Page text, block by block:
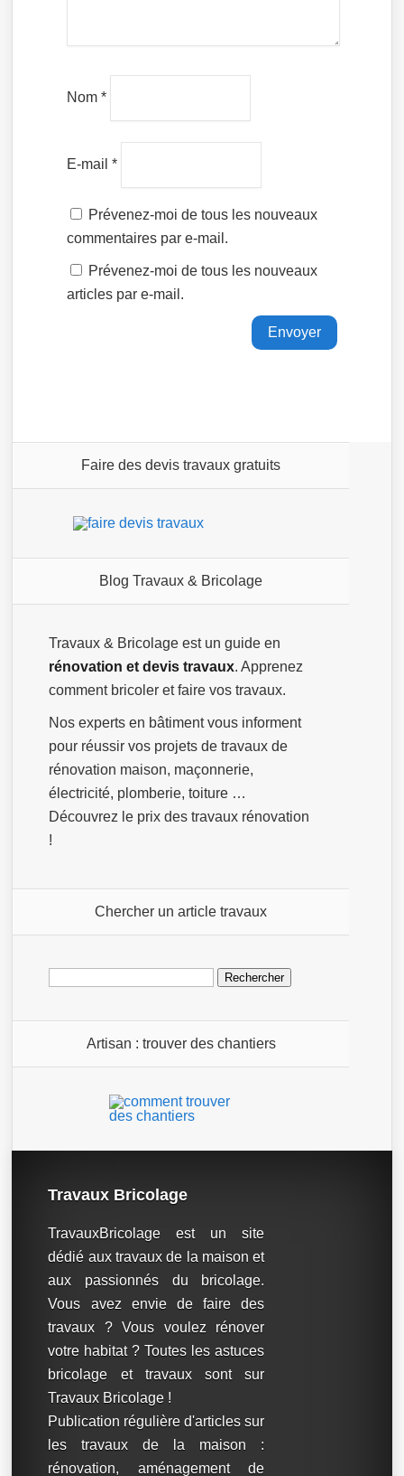
Nom*
E-mail*
Prévenez-moi de tous les nouveaux
commentaires par e-mail.
Prévenez-moi de tous les nouveaux
articles par e-mail.
Faire des devis travaux gratuits
Blog Travaux & Bricolage
Travaux & Bricolage est un guide en
rénovation et devis travaux. Apprenez
comment bricoler et faire vos travaux.
Nos experts en bâtiment vous informent
pour réussir vos projets de travaux de
rénovation maison, maçonnerie,
électricité, plomberie, toiture …
Découvrez le prix des travaux rénovation
!
Chercher un article travaux
Rechercher :
Artisan : trouver des chantiers
Travaux Bricolage
TravauxBricolage est un site
dédié aux travaux de la maison et
aux passionnés du bricolage.
Vous avez envie de faire des
travaux ? Vous voulez rénover
votre habitat ? Toutes les astuces
bricolage et travaux sont sur
Travaux Bricolage !
Publication régulière d'articles sur
les travaux de la maison :
rénovation, aménagement de